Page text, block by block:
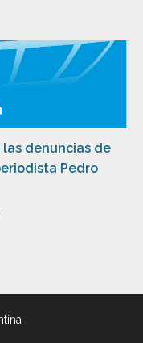
las denuncias de
Pedro